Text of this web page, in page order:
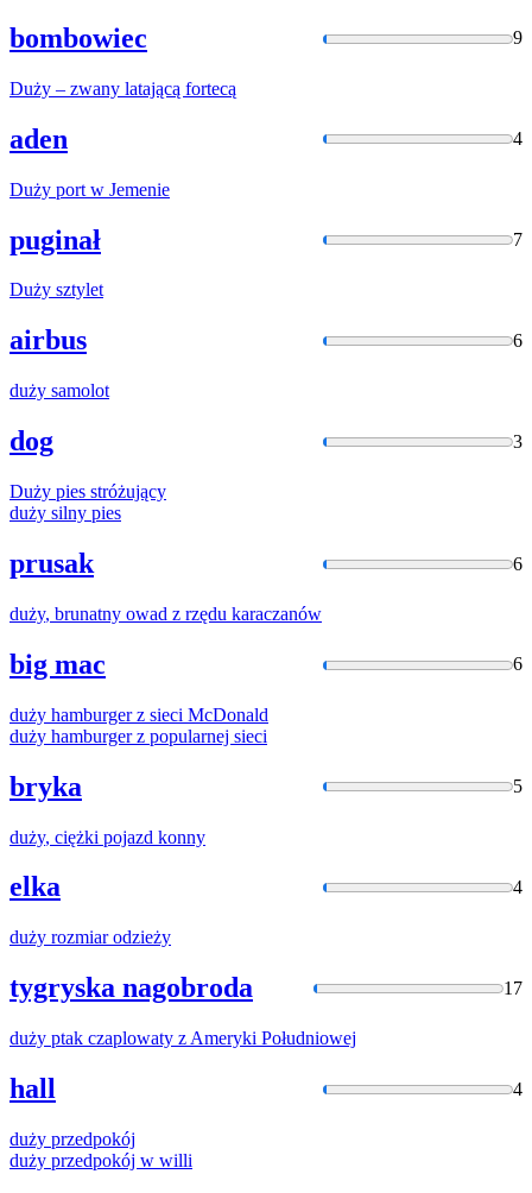
bombowiec 9
Duży – zwany latającą fortecą
aden 4
Duży port w Jemenie
puginał 7
Duży sztylet
airbus 6
duży samolot
dog 3
Duży pies stróżujący
duży silny pies
prusak 6
duży, brunatny owad z rzędu karaczanów
big mac 6
duży hamburger z sieci McDonald
duży hamburger z popularnej sieci
bryka 5
duży, ciężki pojazd konny
elka 4
duży rozmiar odzieży
tygryska nagobroda 17
duży ptak czaplowaty z Ameryki Południowej
hall 4
duży przedpokój
duży przedpokój w willi